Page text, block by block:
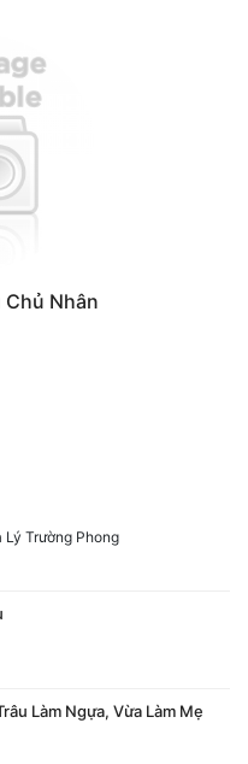
Chủ Nhân
Trường Phong
Làm Ngựa, Vừa Làm Mẹ